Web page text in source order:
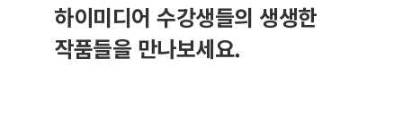
하이미디어 수강생들의 생생한
작품들을 만나보세요.